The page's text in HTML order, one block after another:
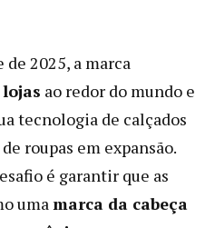
2025, a marca
ao redor do mundo e
tecnologia de calçados
roupas em expansão.
é garantir que as
umamarca da cabeça